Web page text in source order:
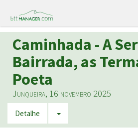
Caminhada - A
Bairrada, as
Poeta
Junqueira, 16 novembro 2025
Detalhe